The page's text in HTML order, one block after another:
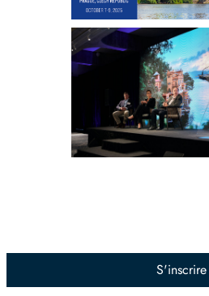
S'inscrire